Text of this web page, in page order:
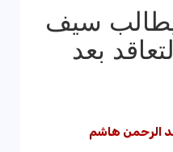
سيف
بعد
الرحمن هاشم